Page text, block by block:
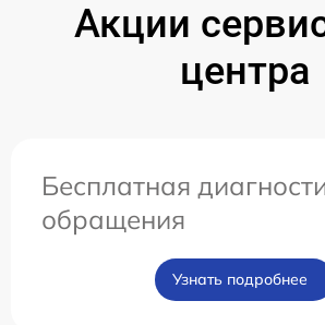
Акции
центра
Бесплатная
обращения
Узнать подробнее